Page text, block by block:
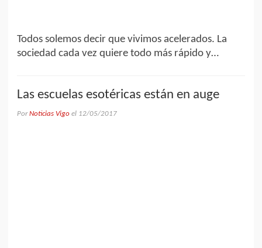
Todos solemos decir que vivimos acelerados. La
sociedad cada vez quiere todo más rápido y…
Las escuelas esotéricas están en auge
PorNoticias Vigo el 12/05/2017